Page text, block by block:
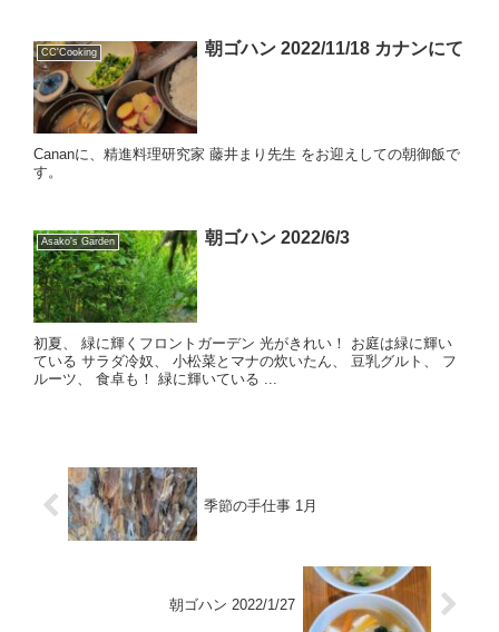
CC'Cooking 朝ゴハン 2022/11/18 カナンにて
Cananに、精進料理研究家 藤井まり先生 をお迎えしての朝御飯で
す。
Asako's Garden 朝ゴハン 2022/6/3
初夏、 緑に輝くフロントガーデン 光がきれい！ お庭は緑に輝い
ている サラダ冷奴、 小松菜とマナの炊いたん、 豆乳グルト、 フ
ルーツ、 食卓も！ 緑に輝いている ...
季節の手仕事 1月
朝ゴハン 2022/1/27